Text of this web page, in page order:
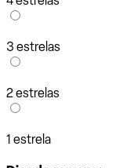
3 estrelas
2 estrelas
1 estrela